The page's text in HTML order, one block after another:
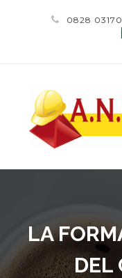
0828
LA
DEL